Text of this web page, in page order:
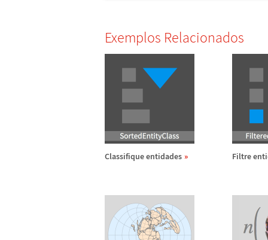
Exemplos Relacionados
Classifique entidades Filtre